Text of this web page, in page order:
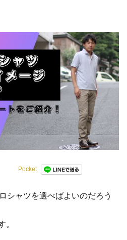
Pocket
シャツを選べばよいのだろう
。